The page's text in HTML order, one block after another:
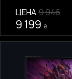
ЦЕНА 9 946
9 199 ₴